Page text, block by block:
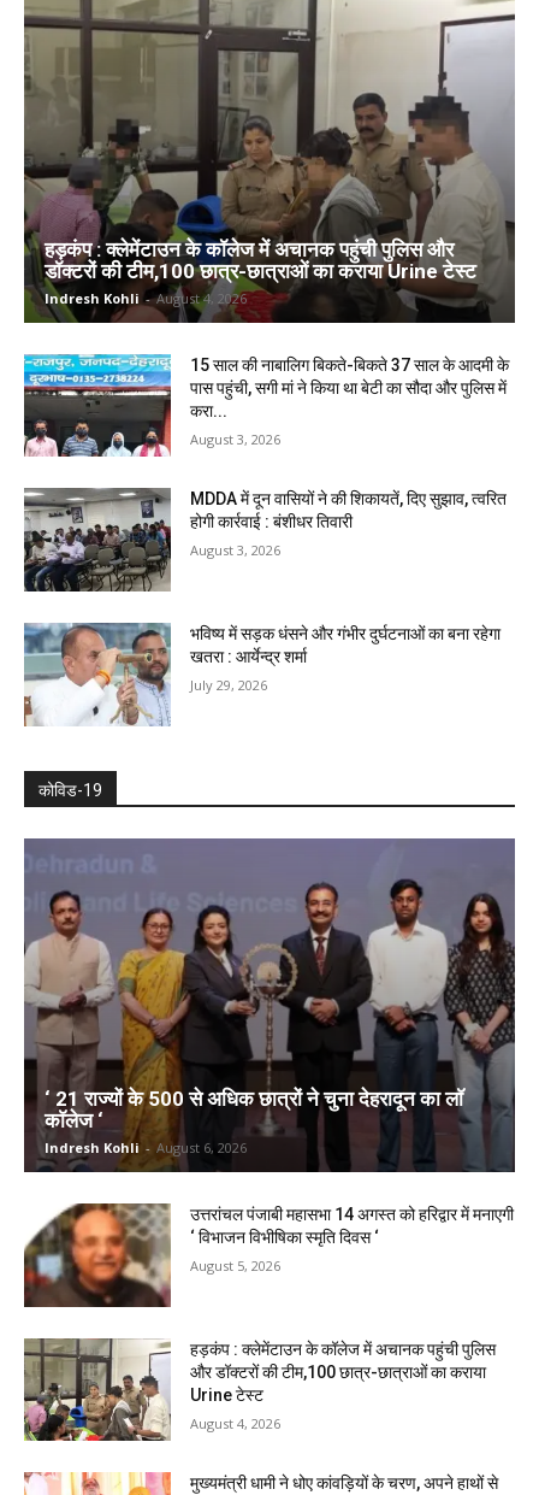
हड़कंप : क्लेमेंटाउन के कॉलेज में अचानक पहुंची पुलिस और
डॉक्टरों की टीम,100 छात्र-छात्राओं का कराया Urine टेस्ट
Indresh Kohli - August 4, 2026
15 साल की नाबालिग बिकते-बिकते 37 साल के आदमी के
पास पहुंची, सगी मां ने किया था बेटी का सौदा और पुलिस में
करा...
August 3, 2026
MDDA में दून वासियों ने की शिकायतें, दिए सुझाव, त्वरित
होगी कार्रवाई : बंशीधर तिवारी
August 3, 2026
भविष्य में सड़क धंसने और गंभीर दुर्घटनाओं का बना रहेगा
खतरा : आर्येन्द्र शर्मा
July 29, 2026
कोविड-19
‘ 21 राज्यों के 500 से अधिक छात्रों ने चुना देहरादून का लाॅ
काॅलेज ‘
Indresh Kohli - August 6, 2026
उत्तरांचल पंजाबी महासभा 14 अगस्त को हरिद्वार में मनाएगी
‘ विभाजन विभीषिका स्मृति दिवस ‘
August 5, 2026
हड़कंप : क्लेमेंटाउन के कॉलेज में अचानक पहुंची पुलिस
और डॉक्टरों की टीम,100 छात्र-छात्राओं का कराया
Urine टेस्ट
August 4, 2026
मुख्यमंत्री धामी ने धोए कांवड़ियों के चरण, अपने हाथों से